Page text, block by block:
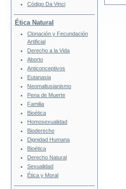
Código Da Vinci
Ética Natural
Clonación y Fecundación
Artificial
Derecho a la Vida
Aborto
Anticonceptivos
Eutanasia
Neomaltusianismo
Pena de Muerte
Familia
Bioética
Homosexualidad
Bioderecho
Dignidad Humana
Bioética
Derecho Natural
Sexualidad
Ética y Moral